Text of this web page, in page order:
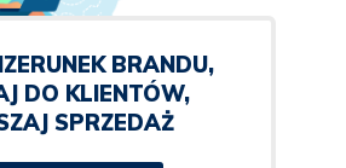
BRANDU,
DO KLIENTÓW,
SPRZEDAŻ